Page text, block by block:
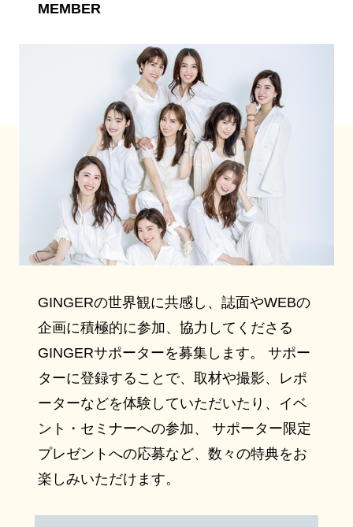
MEMBER
GINGERの世界観に共感し、誌面やWEBの
企画に積極的に参加、協力してくださる
GINGERサポーターを募集します。 サポー
ターに登録することで、取材や撮影、レポ
ーターなどを体験していただいたり、イベ
ント・セミナーへの参加、 サポーター限定
プレゼントへの応募など、数々の特典をお
楽しみいただけます。